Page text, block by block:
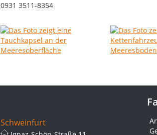
0931 3511-8354
Schweinfurt